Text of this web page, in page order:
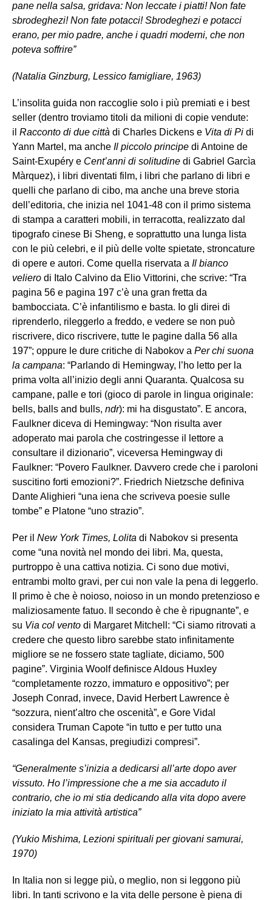
pane nella salsa, gridava: Non leccate i piatti! Non fate
sbrodeghezi! Non fate potacci! Sbrodeghezi e potacci
erano, per mio padre, anche i quadri moderni, che non
poteva soffrire”
(Natalia Ginzburg, Lessico famigliare, 1963)
L’insolita guida non raccoglie solo i più premiati e i best
seller (dentro troviamo titoli da milioni di copie vendute:
il Racconto di due città di Charles Dickens e Vita di Pi di
Yann Martel, ma anche Il piccolo principe di Antoine de
Saint-Exupéry e Cent’anni di solitudine di Gabriel Garcìa
Màrquez), i libri diventati film, i libri che parlano di libri e
quelli che parlano di cibo, ma anche una breve storia
dell’editoria, che inizia nel 1041-48 con il primo sistema
di stampa a caratteri mobili, in terracotta, realizzato dal
tipografo cinese Bi Sheng, e soprattutto una lunga lista
con le più celebri, e il più delle volte spietate, stroncature
di opere e autori. Come quella riservata a Il bianco
veliero di Italo Calvino da Elio Vittorini, che scrive: “Tra
pagina 56 e pagina 197 c’è una gran fretta da
bambocciata. C’è infantilismo e basta. Io gli direi di
riprenderlo, rileggerlo a freddo, e vedere se non può
riscrivere, dico riscrivere, tutte le pagine dalla 56 alla
197”; oppure le dure critiche di Nabokov a Per chi suona
la campana: “Parlando di Hemingway, l’ho letto per la
prima volta all’inizio degli anni Quaranta. Qualcosa su
campane, palle e tori (gioco di parole in lingua originale:
bells, balls and bulls, ndr): mi ha disgustato”. E ancora,
Faulkner diceva di Hemingway: “Non risulta aver
adoperato mai parola che costringesse il lettore a
consultare il dizionario”, viceversa Hemingway di
Faulkner: “Povero Faulkner. Davvero crede che i paroloni
suscitino forti emozioni?”. Friedrich Nietzsche definiva
Dante Alighieri “una iena che scriveva poesie sulle
tombe” e Platone “uno strazio”.
Per il New York Times, Lolita di Nabokov si presenta
come “una novità nel mondo dei libri. Ma, questa,
purtroppo è una cattiva notizia. Ci sono due motivi,
entrambi molto gravi, per cui non vale la pena di leggerlo.
Il primo è che è noioso, noioso in un mondo pretenzioso e
maliziosamente fatuo. Il secondo è che è ripugnante”, e
su Via col vento di Margaret Mitchell: “Ci siamo ritrovati a
credere che questo libro sarebbe stato infinitamente
migliore se ne fossero state tagliate, diciamo, 500
pagine”. Virginia Woolf definisce Aldous Huxley
“completamente rozzo, immaturo e oppositivo”; per
Joseph Conrad, invece, David Herbert Lawrence è
“sozzura, nient’altro che oscenità”, e Gore Vidal
considera Truman Capote “in tutto e per tutto una
casalinga del Kansas, pregiudizi compresi”.
“Generalmente s’inizia a dedicarsi all’arte dopo aver
vissuto. Ho l’impressione che a me sia accaduto il
contrario, che io mi stia dedicando alla vita dopo avere
iniziato la mia attività artistica”
(Yukio Mishima, Lezioni spirituali per giovani samurai,
1970)
In Italia non si legge più, o meglio, non si leggono più
libri. In tanti scrivono e la vita delle persone è piena di